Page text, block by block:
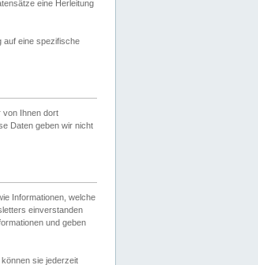
eine Herleitung
auf eine spezifische
von Ihnen dort
Daten geben wir nicht
Informationen, welche
einverstanden
und geben
sie jederzeit